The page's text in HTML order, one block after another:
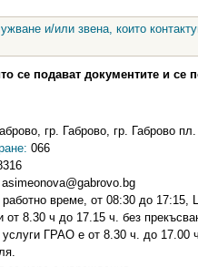
и/или звена, които
се подават документите и се
гр. Габрово, гр. Габрово
066
asimeonova@gabrovo.bg
работно време, от 08:30 до
от 8.30 ч до 17.15 ч. без
ГРАО е от 8.30 ч. до 17.00